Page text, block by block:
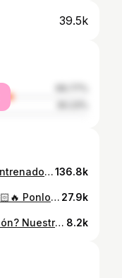
39.5k
¡Me conseguí este trabajito! El entrenador personal 👀 La paga es buena 😋😈136.8k
¿Crees que tu core es fuerte? 💪🏻🔥 Ponlo a prueba pues… Aquí tienes una guía visual de los patrones para la rutina core con kettlebell 300 reps, son 5 patrones de movimiento que desafían tu estabilidad, coordinación y potencia. La cosa sería así: 1. Alrededor del mundo (20reps) 2. Atrapada alterna (20reps) 3. Atrapada + desplante (20reps) 4. Atrapada + sentadilla (20reps) 5. Atrapada + press (20reps) ✅ Total: 100 reps c/ronda 🔁 Repite 3 ronda para 300 🗃️Guarda este video para tu próxima sesión y reta a tu partner de entretenimiento para ver si lo hace! 🤩 Por cierto, aprovecha los descuentos que tiene @hbg.store en la línea hogar. 27.9k
🤚🏻¿Quien va por su mejor versión? Nuestro 2do programa SLF comienza el Lunes 13 Febrero hasta el 14 de Marzo y estará 🧨 BRUTALISMO. • Mejorar tu ambiente hormonal • Poner tu metabolismo a trabajar • Hacer crecer tu masa muscular • Perder grasa y eliminar celulitis • Decirte adiós a la inflamación • Tener un sueño reparador ——> Optimizar: TU SALUD ——> Lograr: LONGEVIDAD ——> Tener más: FUERZA 👆🏻Si andas en búsqueda de esto, entonces tienes que hacer nuestro programa 👊🏻 sin importar tu edad, sexo, condición física, hábitos alimenticios. Te llevaremos de la mano a tu próximo nivel. ……………………………………………………………… 📲 Link en mi biografía para más detalles ……………………………………………………………… 🤝🏻Será un placer trabajar contigo. 8.2k